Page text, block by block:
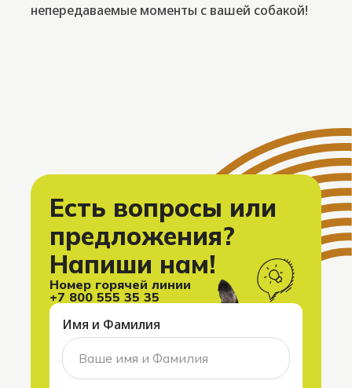
непередаваемые моменты с вашей собакой!
Есть вопросы или
предложения?
Напиши нам!
Номер горячей линии
+7 800 555 35 35
Имя и Фамилия
Дог-френдли мест